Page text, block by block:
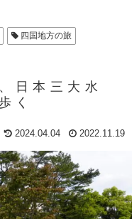
四国地方の旅
日本三大水
く
2024.04.04 2022.11.19